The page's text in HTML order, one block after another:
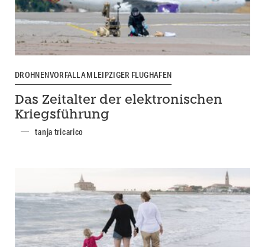
DROHNENVORFALL AM LEIPZIGER FLUGHAFEN
Das Zeitalter der elektronischen
Kriegsführung
tanja tricarico